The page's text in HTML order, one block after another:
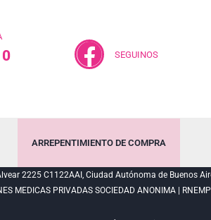
SEGUINOS
ARREPENTIMIENTO DE COMPRA
2225 C1122AAI, Ciudad Autónoma de Buenos
MEDICAS PRIVADAS SOCIEDAD ANONIMA |